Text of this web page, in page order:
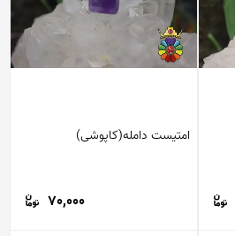
امتیست دامله(کاپوشی)
70,000